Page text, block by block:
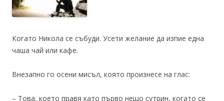
Когато Никола се събуди. Усети желание да изпие една
чаша чай или кафе.
Внезапно го осени мисъл, която произнесе на глас:
– Това, което правя като първо нещо сутрин, когато се